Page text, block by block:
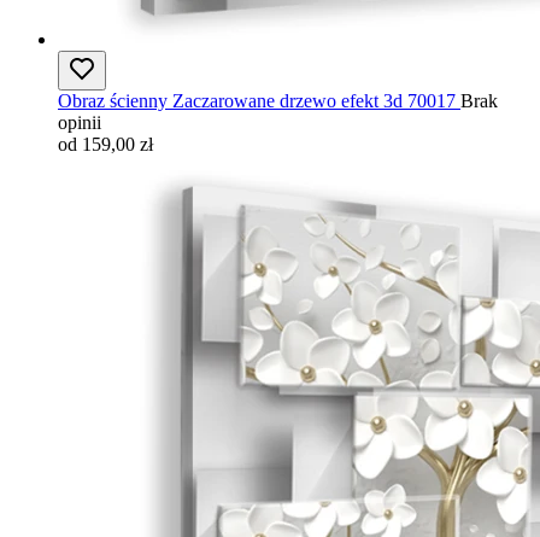
Obraz ścienny Zaczarowane drzewo efekt 3d 70017 Brak
opinii
od 159,00 zł